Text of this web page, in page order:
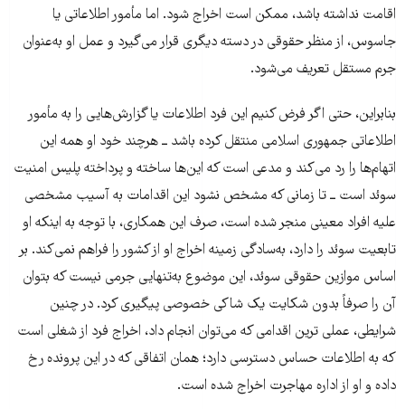
اقامت نداشته باشد، ممکن است اخراج شود. اما مأمور اطلاعاتی یا
جاسوس، از منظر حقوقی در دسته دیگری قرار می‌گیرد و عمل او به‌عنوان
جرم مستقل تعریف می‌شود.
بنابراین، حتی اگر فرض کنیم این فرد اطلاعات یا گزارش‌هایی را به مأمور
اطلاعاتی جمهوری اسلامی منتقل کرده باشد ــ هرچند خود او همه این
اتهام‌ها را رد می‌کند و مدعی است که این‌ها ساخته و پرداخته پلیس امنیت
سوئد است ــ تا زمانی که مشخص نشود این اقدامات به آسیب مشخصی
علیه افراد معینی منجر شده است، صرف این همکاری، با توجه به اینکه او
تابعیت سوئد را دارد، به‌سادگی زمینه اخراج او از کشور را فراهم نمی‌کند. بر
اساس موازین حقوقی سوئد، این موضوع به‌تنهایی جرمی نیست که بتوان
آن را صرفاً بدون شکایت یک شاکی خصوصی پیگیری کرد. در چنین
شرایطی، عملی ترین اقدامی که می‌توان انجام داد، اخراج فرد از شغلی است
که به اطلاعات حساس دسترسی دارد؛ همان اتفاقی که در این پرونده رخ
داده و او از اداره مهاجرت اخراج شده است.